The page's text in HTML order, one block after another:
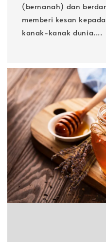
(bernanah) dan
memberi kesan
kanak-kanak dunia....